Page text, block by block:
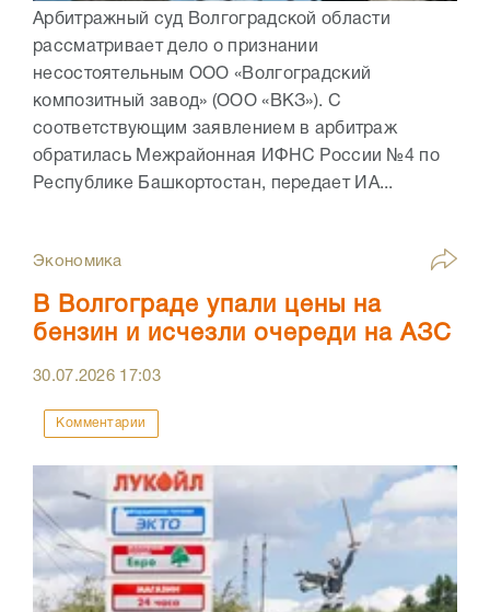
Арбитражный суд Волгоградской области
рассматривает дело о признании
несостоятельным ООО «Волгоградский
композитный завод» (ООО «ВКЗ»). С
соответствующим заявлением в арбитраж
обратилась Межрайонная ИФНС России №4 по
Республике Башкортостан, передает ИА...
Экономика
В Волгограде упали цены на
бензин и исчезли очереди на АЗС
30.07.2026 17:03
Комментарии